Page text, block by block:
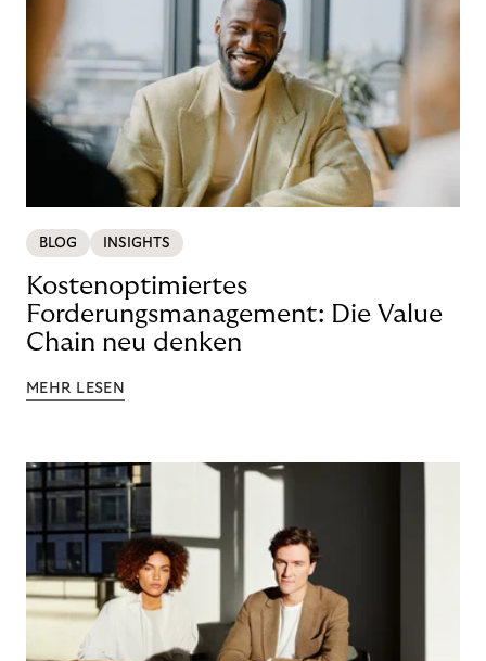
BLOG INSIGHTS
Kostenoptimiertes
Forderungsmanagement: Die Value
Chain neu denken
MEHR LESEN